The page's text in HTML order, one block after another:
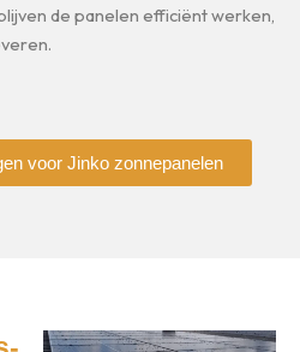
de panelen efficiënt werken,
voor Jinko zonnepanelen